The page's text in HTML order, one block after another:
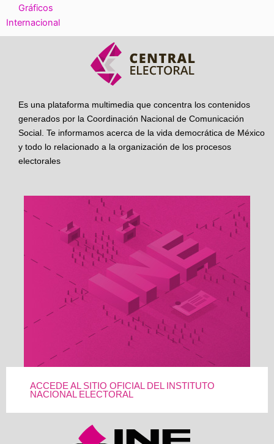
Gráficos
Internacional
Es una plataforma multimedia que concentra los contenidos
generados por la Coordinación Nacional de Comunicación
Social. Te informamos acerca de la vida democrática de México
y todo lo relacionado a la organización de los procesos
electorales
ACCEDE AL SITIO OFICIAL DEL INSTITUTO
NACIONAL ELECTORAL